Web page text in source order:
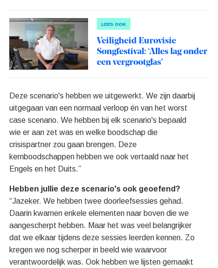
LEES OOK
Veiligheid Eurovisie
Songfestival: ‘Alles lag onder
een vergrootglas’
Deze scenario's hebben we uitgewerkt. We zijn daarbij
uitgegaan van een normaal verloop én van het worst
case scenario. We hebben bij elk scenario's bepaald
wie er aan zet was en welke boodschap die
crisispartner zou gaan brengen. Deze
kernboodschappen hebben we ook vertaald naar het
Engels en het Duits.”
Hebben jullie deze scenario's ook geoefend?
“Jazeker. We hebben twee doorleefsessies gehad.
Daarin kwamen enkele elementen naar boven die we
aangescherpt hebben. Maar het was veel belangrijker
dat we elkaar tijdens deze sessies leerden kennen. Zo
kregen we nog scherper in beeld wie waarvoor
verantwoordelijk was. Ook hebben we lijsten gemaakt